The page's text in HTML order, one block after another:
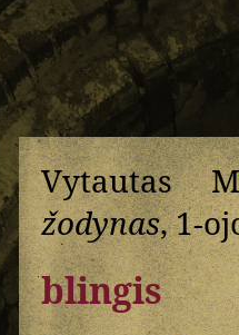
Vytautas
žodynas, 1-
blingis